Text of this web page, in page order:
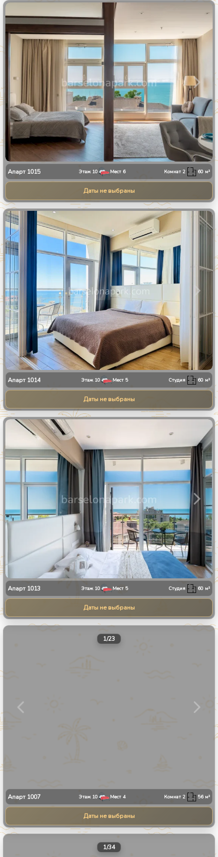
25
Апарт 1015 Этаж 10 Мест 6 Комнат2 60 м²
Даты не выбраны
Апарт 1014 Этаж 10 Мест 5 Студия 60 м²
Даты не выбраны
Апарт 1013 Этаж 10 Мест 5 Студия 60 м²
Даты не выбраны
1/23
Апарт 1007 Этаж 10 Мест 4 Комнат2 56м²
Даты не выбраны
1/34